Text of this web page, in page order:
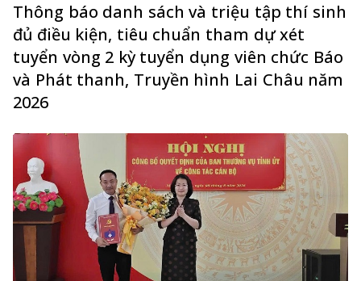
Thông báo danh sách và triệu tập thí sinh
đủ điều kiện, tiêu chuẩn tham dự xét
tuyển vòng 2 kỳ tuyển dụng viên chức Báo
và Phát thanh, Truyền hình Lai Châu năm
2026